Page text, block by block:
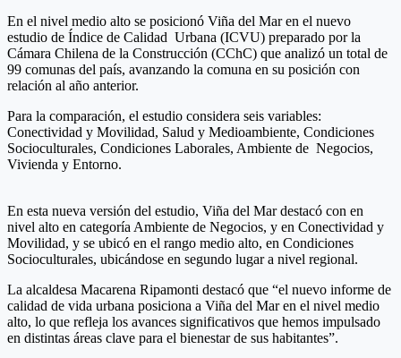
En el nivel medio alto se posicionó Viña del Mar en el nuevo
estudio de Índice de Calidad Urbana (ICVU) preparado por la
Cámara Chilena de la Construcción (CChC) que analizó un total de
99 comunas del país, avanzando la comuna en su posición con
relación al año anterior.
Para la comparación, el estudio considera seis variables:
Conectividad y Movilidad, Salud y Medioambiente, Condiciones
Socioculturales, Condiciones Laborales, Ambiente de Negocios,
Vivienda y Entorno.
En esta nueva versión del estudio, Viña del Mar destacó con en
nivel alto en categoría Ambiente de Negocios, y en Conectividad y
Movilidad, y se ubicó en el rango medio alto, en Condiciones
Socioculturales, ubicándose en segundo lugar a nivel regional.
La alcaldesa Macarena Ripamonti destacó que “el nuevo informe de
calidad de vida urbana posiciona a Viña del Mar en el nivel medio
alto, lo que refleja los avances significativos que hemos impulsado
en distintas áreas clave para el bienestar de sus habitantes”.